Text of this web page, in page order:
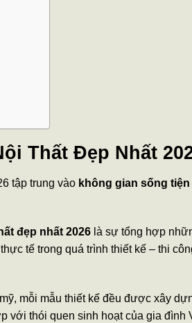
Thất Đẹp Nhất
tập trung vào không gian sống
đẹp nhất 2026 là sự tổng hợp
tế trong quá trình thiết kế – thi
mỗi mẫu thiết kế đều được xây
với thói quen sinh hoạt của gia